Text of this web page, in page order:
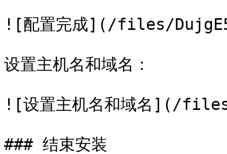
![配置完成](/files/
设置主机名和域名：
![设置主机名和域名](/
### 结束安装